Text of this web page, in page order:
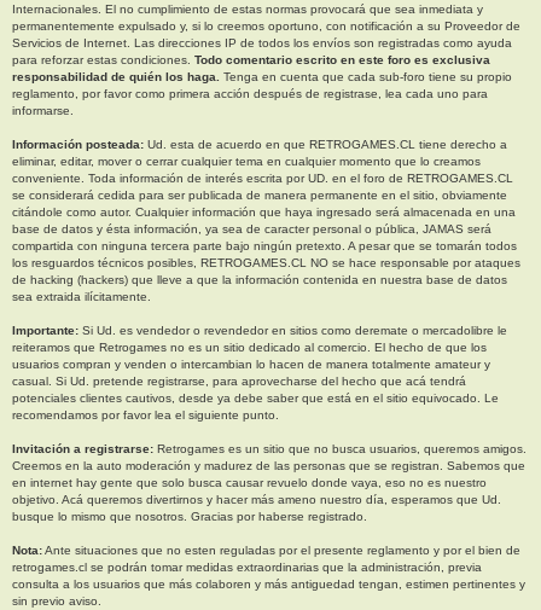
Internacionales. El no cumplimiento de estas normas provocará que sea inmediata y
permanentemente expulsado y, si lo creemos oportuno, con notificación a su Proveedor de
Servicios de Internet. Las direcciones IP de todos los envíos son registradas como ayuda
para reforzar estas condiciones. Todo comentario escrito en este foro es exclusiva
responsabilidad de quién los haga.
Tenga en cuenta que cada sub-foro tiene su propio
reglamento, por favor como primera acción después de registrase, lea cada uno para
informarse.
Información posteada: Ud. esta de acuerdo en que RETROGAMES.CL tiene derecho a
eliminar, editar, mover o cerrar cualquier tema en cualquier momento que lo creamos
conveniente. Toda información de interés escrita por UD. en el foro de RETROGAMES.CL
se considerará cedida para ser publicada de manera permanente en el sitio, obviamente
citándole como autor. Cualquier información que haya ingresado será almacenada en una
base de datos y ésta información, ya sea de caracter personal o pública, JAMAS será
compartida con ninguna tercera parte bajo ningún pretexto. A pesar que se tomarán todos
los resguardos técnicos posibles, RETROGAMES.CL NO se hace responsable por ataques
de hacking (hackers) que lleve a que la información contenida en nuestra base de datos
sea extraida ilícitamente.
Importante: Si Ud. es vendedor o revendedor en sitios como deremate o mercadolibre le
reiteramos que Retrogames no es un sitio dedicado al comercio. El hecho de que los
usuarios compran y venden o intercambian lo hacen de manera totalmente amateur y
casual. Si Ud. pretende registrarse, para aprovecharse del hecho que acá tendrá
potenciales clientes cautivos, desde ya debe saber que está en el sitio equivocado. Le
recomendamos por favor lea el siguiente punto.
Invitación a registrarse: Retrogames es un sitio que no busca usuarios, queremos amigos.
Creemos en la auto moderación y madurez de las personas que se registran. Sabemos que
en internet hay gente que solo busca causar revuelo donde vaya, eso no es nuestro
objetivo. Acá queremos divertirnos y hacer más ameno nuestro día, esperamos que Ud.
busque lo mismo que nosotros. Gracias por haberse registrado.
Nota:Ante situaciones que no esten reguladas por el presente reglamento y por el bien de
retrogames.cl se podrán tomar medidas extraordinarias que la administración, previa
consulta a los usuarios que más colaboren y más antiguedad tengan, estimen pertinentes y
sin previo aviso.